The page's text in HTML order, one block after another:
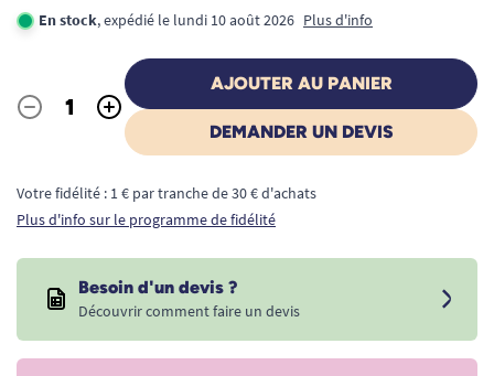
En stock, expédié le lundi 10 août 2026 Plus d'info
Quantité
- +
AJOUTER AU PANIER
DEMANDER UN DEVIS
Votre fidélité : 1 € par tranche de 30 € d'achats
Plus d'info sur le programme de fidélité
Besoin d'un devis ?
Découvrir comment faire un devis